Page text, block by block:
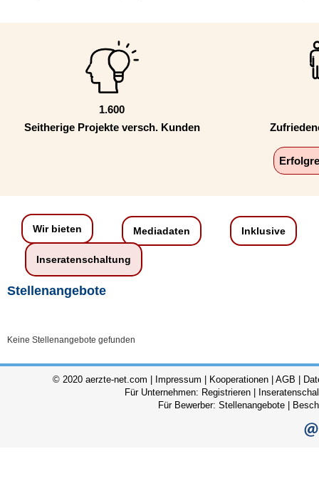
1.600
Seitherige Projekte versch. Kunden
Wir bieten Mediadaten Inklusive
Inseratenschaltung
Stellenangebote
Keine Stellenangebote gefunden
© 2020 aerzte-net.com | Impressum Kooperationen AGB
Für Unternehmen: Registrieren
Für Bewerber: Stellenangebote